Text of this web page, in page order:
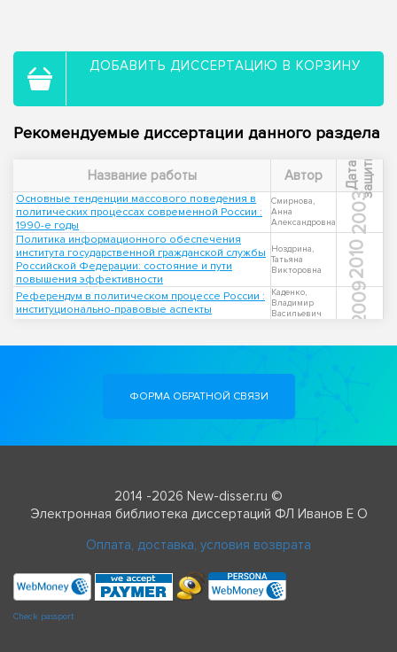
ДОБАВИТЬ ДИССЕРТАЦИЮ В КОРЗИНУ
Рекомендуемые диссертации данного раздела
Название работы Автор Д
а
т
а
з
а
щ
и
т ы
Основные тенденции массового поведения в
политических процессах современной России :
1990-е годы
Смирнова,
Анна
Александровна
2003
Политика информационного обеспечения
института государственной гражданской службы
Российской Федерации: состояние и пути
повышения эффективности
Ноздрина,
Татьяна
Викторовна
2010
Референдум в политическом процессе России :
институционально-правовые аспекты
Каденко,
Владимир
Васильевич
2009
ФОРМА ОБРАТНОЙ СВЯЗИ
2014 -2026 New-disser.ru ©
Электронная библиотека диссертаций ФЛ Иванов Е О
Оплата, доставка, условия возврата
Check passport